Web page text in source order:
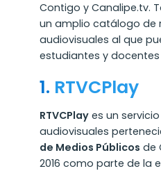
Contigo y Canalipe.tv.
un amplio catálogo de
audiovisuales al que
estudiantes y
1. RTVCPlay
RTVCPlayes un
audiovisuales
de Medios Públicos de
2016 como parte de la